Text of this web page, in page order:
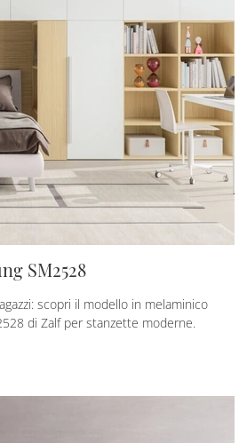
SM2528
scopri il modello in melaminico
di Zalf per stanzette moderne.